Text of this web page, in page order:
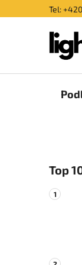
na
Tel:
o
s
t
Top